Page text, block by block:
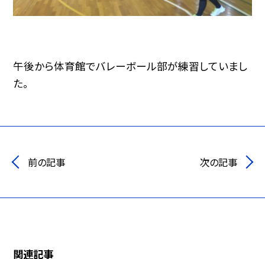
午後から体育館でバレーボール部が練習していまし
た。
前の記事 次の記事
関連記事